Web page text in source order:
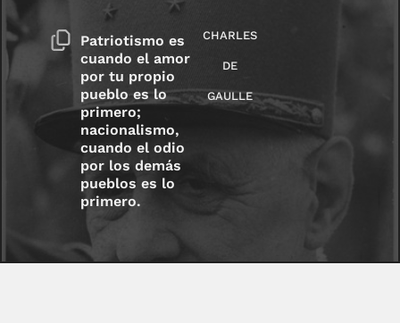
Patriotismo es
cuando el amor
por tu propio
pueblo es lo
primero;
nacionalismo,
cuando el odio
por los demás
pueblos es lo
primero.
CHARLES
DE
GAULLE